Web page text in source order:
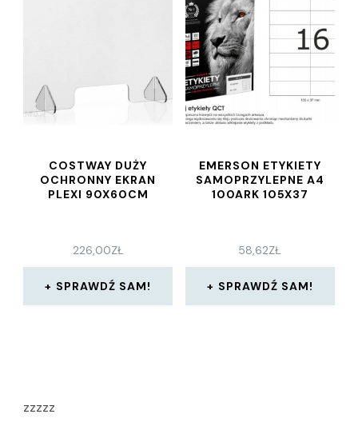
COSTWAY DUŻY
OCHRONNY EKRAN
PLEXI 90X60CM
226,00ZŁ
SPRAWDŹ SAM!
EMERSON ETYKIETY
SAMOPRZYLEPNE A4
100ARK 105X37
58,62ZŁ
SPRAWDŹ SAM!
zzzzz